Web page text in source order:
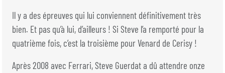
LIENS RAPIDES
ACCUEIL
EXPOSANTS
DÉPARTS & RÉSULTATS
BILLETTERIE
BÉNÉVOLES
Jeudi, 17 Septembre 2026
Il y a des épreuves qui lui conviennent définitivement très
bien. Et pas qu’à lui, d’ailleurs ! Si Steve l’a remporté pour la
quatrième fois, c’est la troisième pour Venard de Cerisy !
Après 2008 avec Ferrari, Steve Guerdat a dû attendre onze